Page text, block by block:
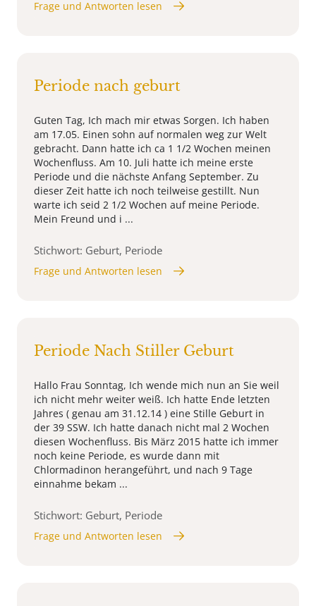
Frage und Antworten lesen
Periode nach geburt
Guten Tag, Ich mach mir etwas Sorgen. Ich haben
am 17.05. Einen sohn auf normalen weg zur Welt
gebracht. Dann hatte ich ca 1 1/2 Wochen meinen
Wochenfluss. Am 10. Juli hatte ich meine erste
Periode und die nächste Anfang September. Zu
dieser Zeit hatte ich noch teilweise gestillt. Nun
warte ich seid 2 1/2 Wochen auf meine Periode.
Mein Freund und i ...
Stichwort: Geburt, Periode
Frage und Antworten lesen
Periode Nach Stiller Geburt
Hallo Frau Sonntag, Ich wende mich nun an Sie weil
ich nicht mehr weiter weiß. Ich hatte Ende letzten
Jahres ( genau am 31.12.14 ) eine Stille Geburt in
der 39 SSW. Ich hatte danach nicht mal 2 Wochen
diesen Wochenfluss. Bis März 2015 hatte ich immer
noch keine Periode, es wurde dann mit
Chlormadinon herangeführt, und nach 9 Tage
einnahme bekam ...
Stichwort: Geburt, Periode
Frage und Antworten lesen